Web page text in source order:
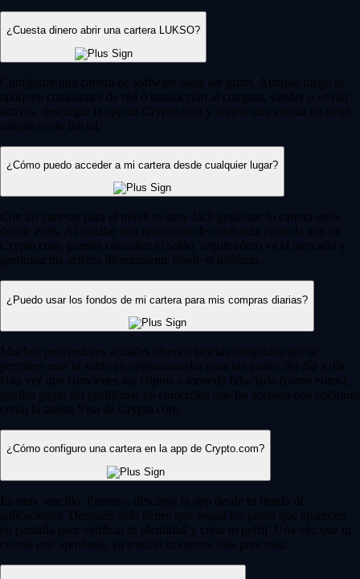
¿Cuesta dinero abrir una cartera LUKSO?
Configurar una cartera de software suele ser gratis. Aunque luego se
apliquen comisiones de red o transacción al comprar, vender o enviar
activos, descargar la app de Crypto.com y abrirse una cuenta no tiene
ningún coste inicial.
¿Cómo puedo acceder a mi cartera desde cualquier lugar?
Con las carteras para el móvil es muy fácil gestionar tu cartera estés
donde estés. Al instalar una aplicación de confianza como la app de
Crypto.com, puedes consultar tu saldo, seguir cómo va el mercado y
gestionar tus activos directamente desde el teléfono.
¿Puedo usar los fondos de mi cartera para mis compras diarias?
Muchos proveedores actuales ofrecen tarjetas integradas que te
permiten usar tu saldo en criptomonedas para tus gastos del día a día.
Una vez que conviertes tus criptos a moneda fiduciaria (como euros),
puedes pagar sin problemas en comercios que las acepten con opciones
como la tarjeta Visa de Crypto.com.
¿Cómo configuro una cartera en la app de Crypto.com?
Es muy sencillo. Primero, descarga la app desde tu tienda de
aplicaciones. Después, solo tienes que seguir los pasos que aparecen
en pantalla para verificar tu identidad y crear tu perfil. Una vez que tu
cuenta esté aprobada, ya tendrás tu cartera lista para usar.